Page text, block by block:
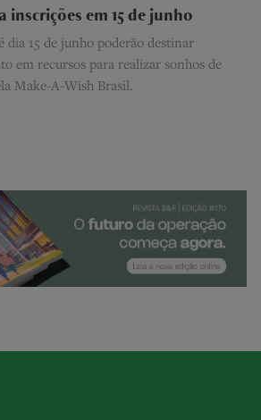
inscrições em 15 de junho
dia 15 de junho poderão destinar
em recursos para realizar sonhos de
Make-A-Wish Brasil.